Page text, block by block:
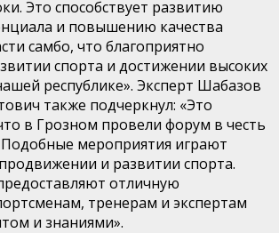
Это способствует развитию
и повышению качества
самбо, что благоприятно
спорта и достижении высоких
республике». Эксперт Шабазов
также подчеркнул: «Это
в Грозном провели форум в честь
Подобные мероприятия играют
и развитии спорта.
отличную
тренерам и экспертам
и знаниями».